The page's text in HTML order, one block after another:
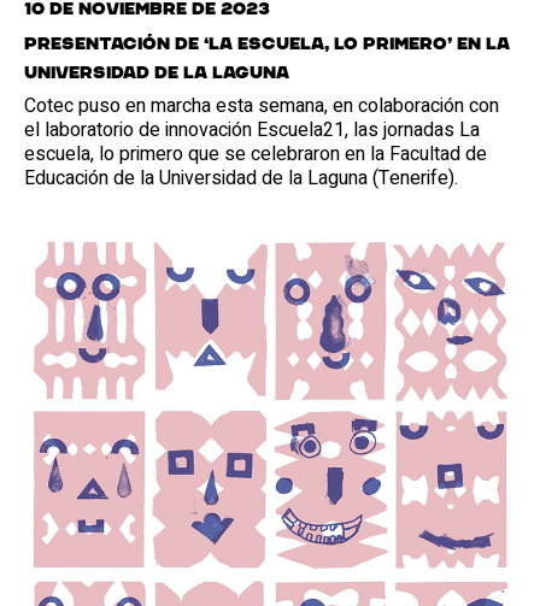
10 de noviembre de 2023
Presentación de ‘La escuela, lo primero’ en la
Universidad de La Laguna
Cotec puso en marcha esta semana, en colaboración con
el laboratorio de innovación Escuela21, las jornadas La
escuela, lo primero que se celebraron en la Facultad de
Educación de la Universidad de la Laguna (Tenerife).